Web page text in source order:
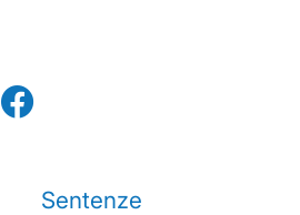
Sentenze